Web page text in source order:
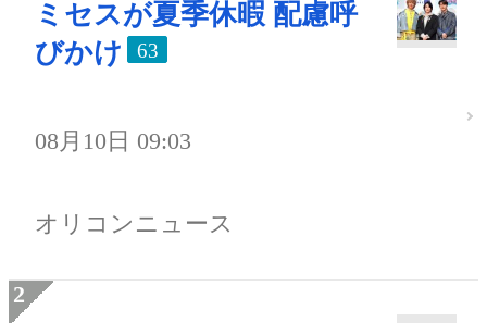
ミセスが夏季休暇 配慮呼
びかけ
63
08月10日 09:03
オリコンニュース